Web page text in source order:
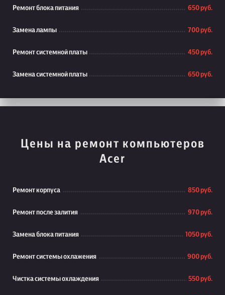
Ремонт блока питания 650 руб.
Замена лампы 700 руб.
Ремонт системной платы 450 руб.
Замена системной платы 650 руб.
Цены на ремонт компьютеров
Acer
Ремонт корпуса 850 руб.
Ремонт после залития 970 руб.
Замена блока питания 1050 руб.
Ремонт системы охлажения 900 руб.
Чистка системы охлаждения 550 руб.